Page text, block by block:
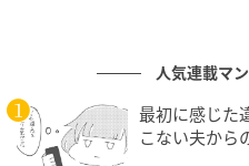
人気連載マ
最初に感じた
こない夫から